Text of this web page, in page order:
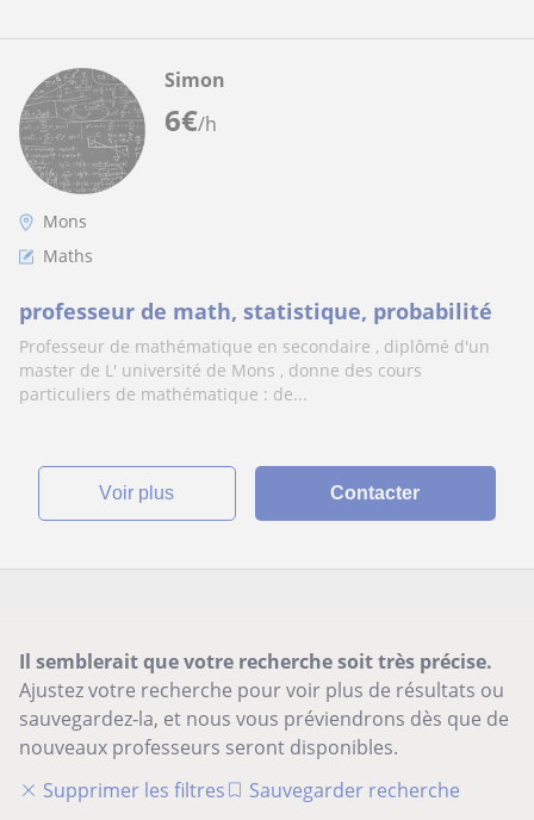
6€/h
Simon
Mons
Maths
professeur de math, statistique, probabilité
Professeur de mathématique en secondaire , diplômé d'un
master de L' université de Mons , donne des cours
particuliers de mathématique : de...
voir plus Contacter
Il semblerait que votre recherche soit très précise.
Ajustez votre recherche pour voir plus de résultats ou
sauvegardez-la, et nous vous préviendrons dès que de
nouveaux professeurs seront disponibles.
Supprimer les filtres
Sauvegarder recherche